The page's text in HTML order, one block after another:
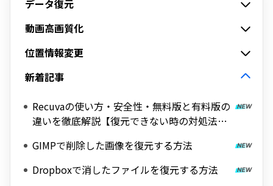
データ復元
動画高画質化
位置情報変更
新着記事
Recuvaの使い方・安全性・無料版と有料版の
違いを徹底解説【復元できない時の対処法
GIMPで削除した画像を復元する方法
Dropboxで消したファイルを復元する方法